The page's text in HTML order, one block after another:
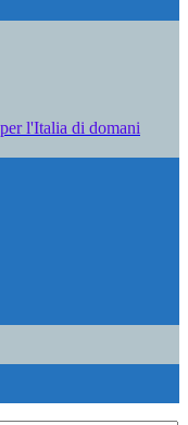
l'Italia di domani